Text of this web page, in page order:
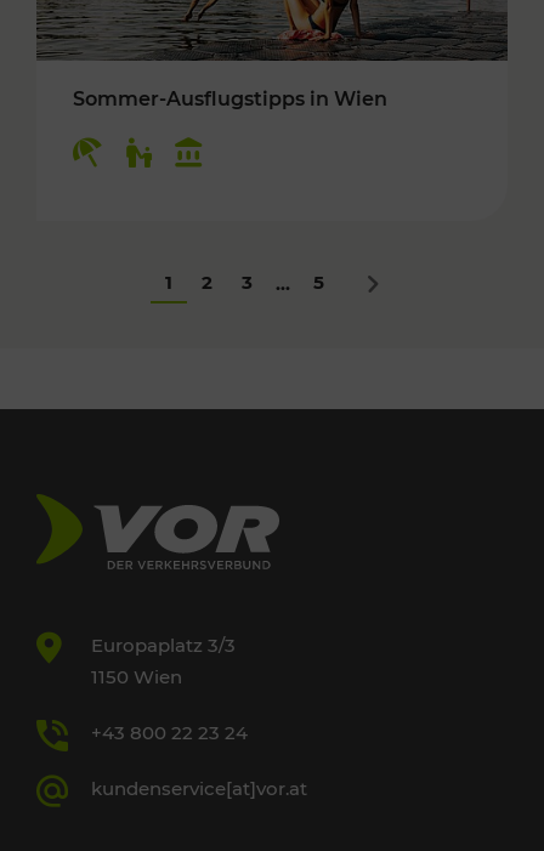
Sommer-Ausflugstipps in Wien
1 2 3 ... 5 Nächstes
Europaplatz 3/3
1150 Wien
+43 800 22 23 24
kundenservice[at]vor.at